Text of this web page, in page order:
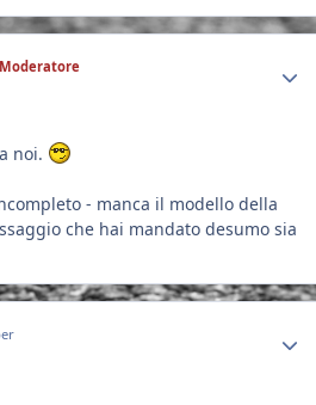
Moderatore
noi.
- manca il modello della
che hai mandato desumo sia